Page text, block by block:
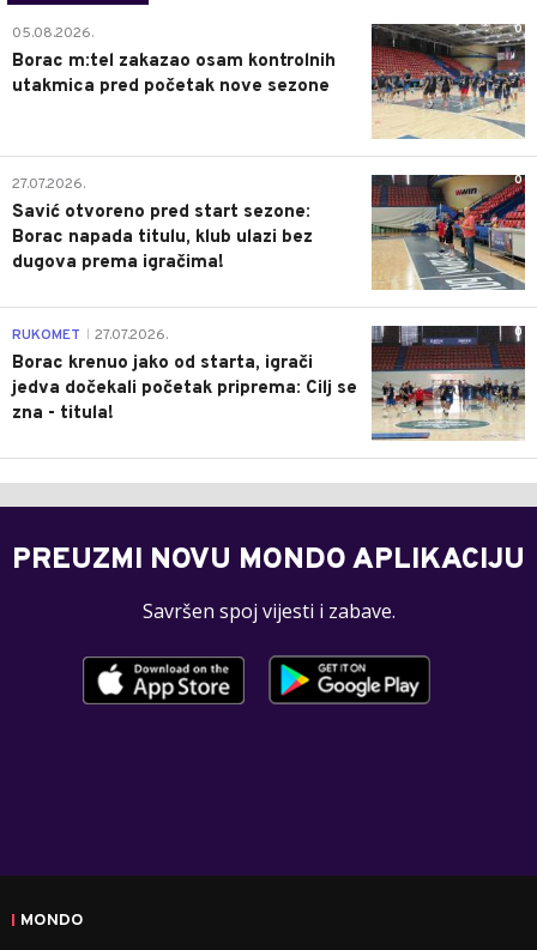
0
05.08.2026.
Borac m:tel zakazao osam kontrolnih
utakmica pred početak nove sezone
0
27.07.2026.
Savić otvoreno pred start sezone:
Borac napada titulu, klub ulazi bez
dugova prema igračima!
0
RUKOMET 27.07.2026.
Borac krenuo jako od starta, igrači
jedva dočekali početak priprema: Cilj se
zna - titula!
PREUZMI NOVU MONDO APLIKACIJU
Savršen spoj vijesti i zabave.
MONDO